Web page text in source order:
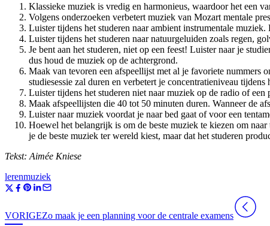
Klassieke muziek is vredig en harmonieus, waardoor het een
Volgens onderzoeken verbetert muziek van Mozart mentale
Luister tijdens het studeren naar ambient instrumentale
Luister tijdens het studeren naar natuurgeluiden zoals regen,
Je bent aan het studeren, niet op een feest! Luister naar je
dus houd de muziek op de achtergrond.
Maak van tevoren een afspeellijst met al je favoriete nummers
studiesessie zal duren en verbetert je concentratieniveau tijdens
Luister tijdens het studeren niet naar muziek op de radio of
Maak afspeellijsten die 40 tot 50 minuten duren. Wanneer de
Luister naar muziek voordat je naar bed gaat of voor een
Hoewel het belangrijk is om de beste muziek te kiezen om
je de beste muziek ter wereld kiest, maar dat het studeren
Tekst: Aimée Kniese
lerenmuziek
VORIGEZo maak je een planning voor de centrale examens